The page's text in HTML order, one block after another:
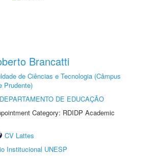
Brancatti
de Ciências e Tecnologia (Câmpus
Prudente)
DEPARTAMENTO DE EDUCAÇÃO
Category: RDIDP Academic
CV Lattes
Institucional UNESP